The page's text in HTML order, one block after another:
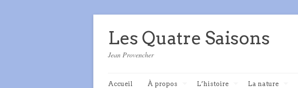
Les Quatre Saisons
Jean Provencher
Accueil À propos L’histoire La nature